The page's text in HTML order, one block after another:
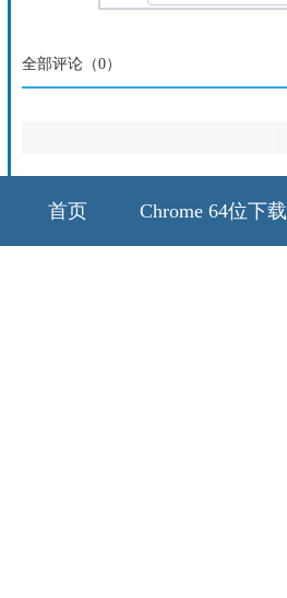
全部评论（0）
首页 Chrome 64位下载